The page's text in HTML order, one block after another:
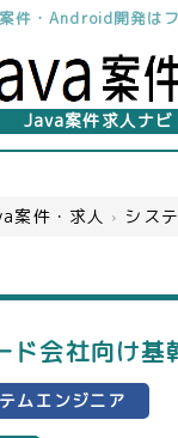
件・Android開発は
Java案件求人ナビ
案件・求人 › シス
ド会社向け基
ムエンジニア